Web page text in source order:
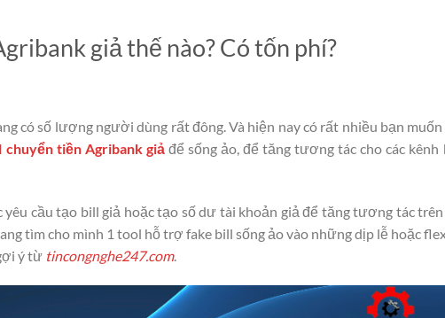
giả thế nào? Có tốn phí?
có số lượng người dùng rất đông. Và hiện nay có rất nhiều bạn
chuyển tiền Agribank giảđể sống ảo, để tăng tương tác cho các kênh
cầu tạo bill giả hoặc tạo số dư tài khoản giả để tăng tương tác trên
tìm cho mình 1 tool hỗ trợ fake bill sống ảo vào những dịp lễ hoặc
ý từ tincongnghe247.com.